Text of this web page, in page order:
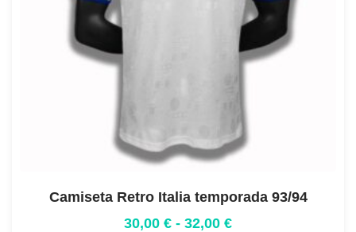
Camiseta Retro Italia temporada 93/94
30,00 € - 32,00 €